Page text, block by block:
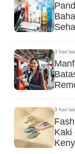
3 hari
3 hari
Kaki